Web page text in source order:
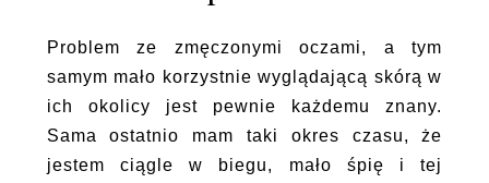
Problem ze zmęczonymi oczami, a tym
samym mało korzystnie wyglądającą skórą w
ich okolicy jest pewnie każdemu znany.
Sama ostatnio mam taki okres czasu, że
jestem ciągle w biegu, mało śpię i tej